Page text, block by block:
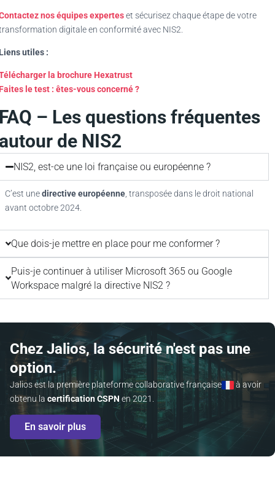
nos équipes experteset sécurisez chaque étape de votre
digitale en conformité avec NIS2.
utiles :
la brochure Hexatrust
le test : êtes-vous concerné ?
– Les questions fréquentes
de NIS2
NIS2, est-ce une loi française ou européenne ?
C’est unedirective européenne , transposée dans le droit national
avant octobre 2024.
Que dois-je mettre en place pour me conformer ?
Puis-je continuer à utiliser Microsoft 365 ou Google
Workspace malgré la directive NIS2 ?
Chez Jalios, la sécurité n'est pas une
option.
Jalios est la première plateforme collaborative française
à avoir
obtenu la certification CSPN en 2021.
En savoir plus